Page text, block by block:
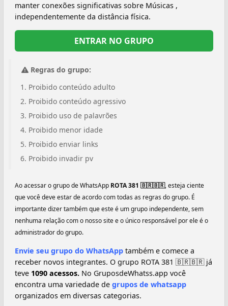
manter conexões significativas sobre Músicas ,
independentemente da distância física.
ENTRAR NO GRUPO
Regras do grupo:
Proibido conteúdo adulto
Proibido conteúdo agressivo
Proibido uso de palavrões
Proibido menor idade
Proibido enviar links
Proibido invadir pv
Ao acessar o grupo de WhatsApp ROTA 381 🇧🇷🇧🇷, esteja ciente
que você deve estar de acordo com todas as regras do grupo. É
importante dizer também que este é um grupo independente, sem
nenhuma relação com o nosso site e o único responsável por ele é o
administrador do grupo.
Envie seu grupo do WhatsApp também e comece a
receber novos integrantes. O grupo ROTA 381 🇧🇷🇧🇷 já
teve 1090 acessos. No GruposdeWhatss.app você
encontra uma variedade de grupos de whatsapp
organizados em diversas categorias.